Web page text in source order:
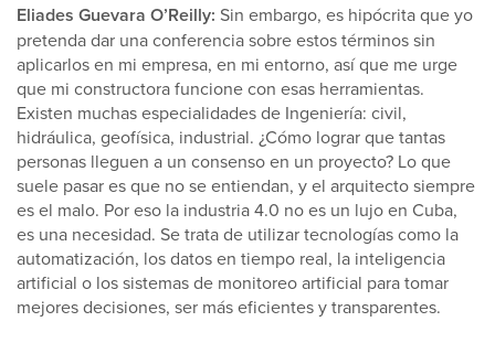
Eliades Guevara O’Reilly: Sin embargo, es hipócrita que yo
pretenda dar una conferencia sobre estos términos sin
aplicarlos en mi empresa, en mi entorno, así que me urge
que mi constructora funcione con esas herramientas.
Existen muchas especialidades de Ingeniería: civil,
hidráulica, geofísica, industrial. ¿Cómo lograr que tantas
personas lleguen a un consenso en un proyecto? Lo que
suele pasar es que no se entiendan, y el arquitecto siempre
es el malo. Por eso la industria 4.0 no es un lujo en Cuba,
es una necesidad. Se trata de utilizar tecnologías como la
automatización, los datos en tiempo real, la inteligencia
artificial o los sistemas de monitoreo artificial para tomar
mejores decisiones, ser más eficientes y transparentes.